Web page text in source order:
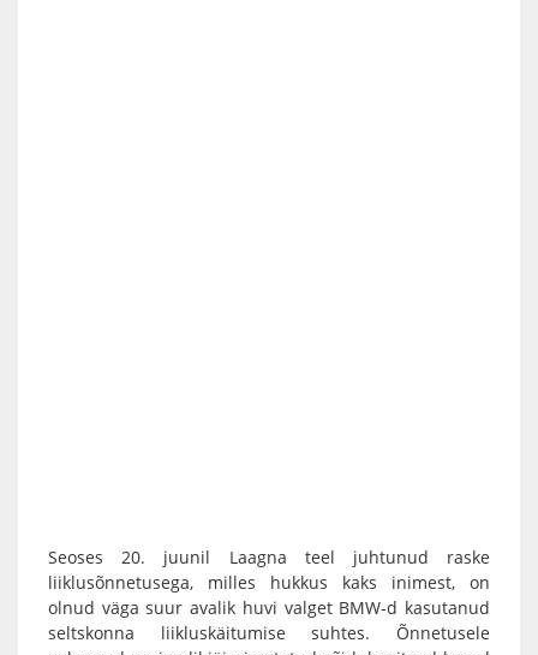
Seoses 20. juunil Laagna teel juhtunud raske
liiklusõnnetusega, milles hukkus kaks inimest, on
olnud väga suur avalik huvi valget BMW-d kasutanud
seltskonna liikluskäitumise suhtes. Õnnetusele